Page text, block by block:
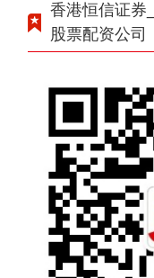
香港恒信证券
股票配资公司